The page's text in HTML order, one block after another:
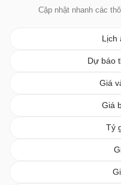
Cập nhật nhanh các
Lịch
Dự báo
Giá
Giá
Tỷ